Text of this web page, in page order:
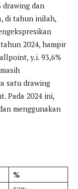
dan
di tahun inilah,
2024, hampir
y.i. 93,6%
satu drawing
Pada 2024 ini,
menggunakan
%